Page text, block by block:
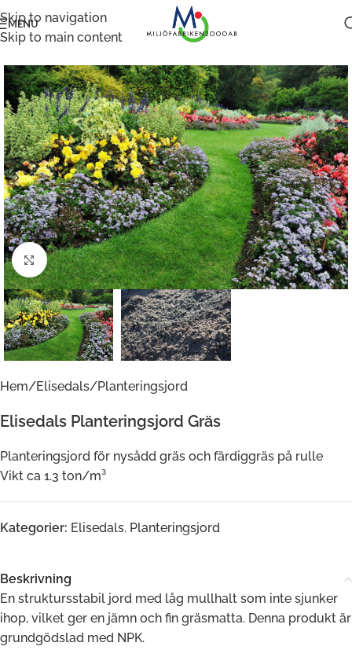
Skip to navigation
Skip to main content
MENU
Klicka för att förstora
Hem/Elisedals/Planteringsjord
Elisedals Planteringsjord Gräs
Planteringsjord för nysådd gräs och färdiggräs på rulle
Vikt ca 1.3 ton/m³
Kategorier: Elisedals, Planteringsjord
Beskrivning
En struktursstabil jord med låg mullhalt som inte sjunker
ihop, vilket ger en jämn och fin gräsmatta. Denna produkt är
grundgödslad med NPK.